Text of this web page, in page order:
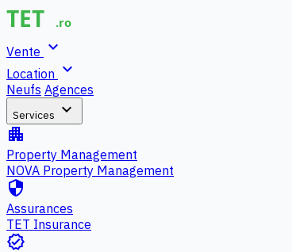
Vente expand_more
Location expand_more
Neufs Agences
Services expand_more
apartment
Property Management
NOVA Property Management
security
Assurances
TET Insurance
verified